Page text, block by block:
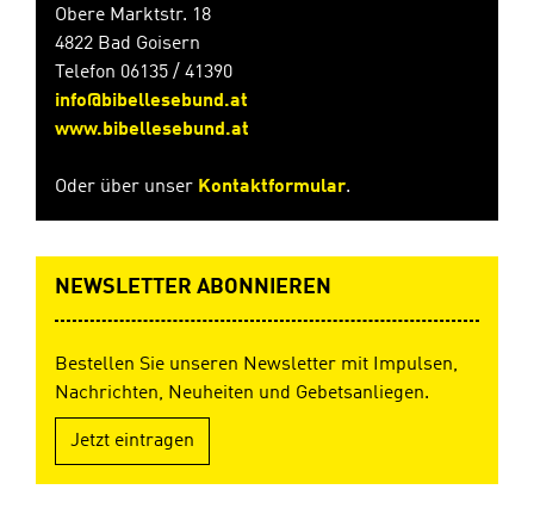
Obere Marktstr. 18
4822 Bad Goisern
Telefon 06135 / 41390
info@bibellesebund.at
www.bibellesebund.at
Oder über unser Kontaktformular.
NEWSLETTER ABONNIEREN
Bestellen Sie unseren Newsletter mit Impulsen,
Nachrichten, Neuheiten und Gebetsanliegen.
Jetzt eintragen